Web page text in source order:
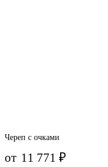
Череп с очками
от 11 771₽